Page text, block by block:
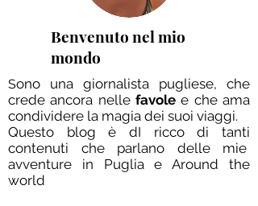
Benvenuto nel mio
mondo
Sono una giornalista pugliese, che
crede ancora nelle favole e che ama
condividere la magia dei suoi viaggi.
Questo blog è dI ricco di tanti
contenuti che parlano delle mie
avventure in Puglia e Around the
world